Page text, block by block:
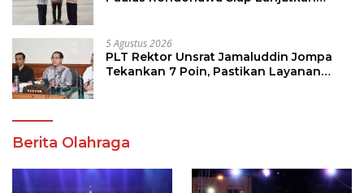
5 Agustus 2026
PLT Rektor Unsrat Jamaluddin Jompa
Tekankan 7 Poin, Pastikan Layanan
Berita Olahraga